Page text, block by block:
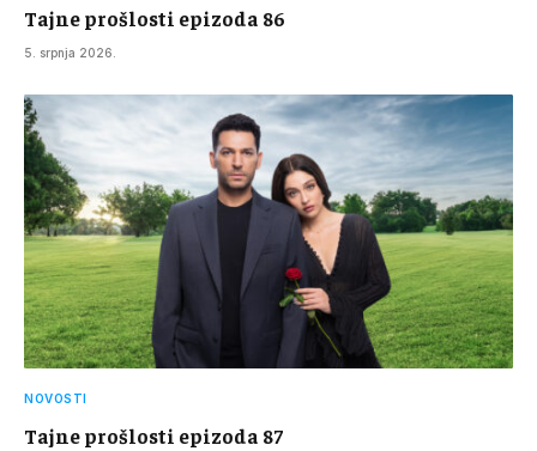
Tajne prošlosti epizoda 86
5. srpnja 2026.
NOVOSTI
Tajne prošlosti epizoda 87